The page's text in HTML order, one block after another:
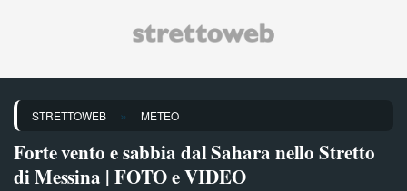
STRETTOWEB » METEO
Forte vento e sabbia dal Sahara nello Stretto
di Messina | FOTO e VIDEO